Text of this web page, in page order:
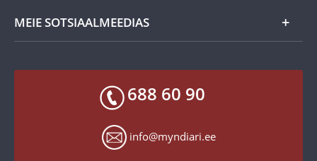
Toodete kohaletoimetamine
MEIE SOTSIAALMEEDIAS
Facebook
688 60 90
info@myndiari.ee